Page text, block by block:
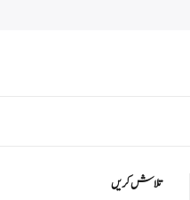
تلاش کریں